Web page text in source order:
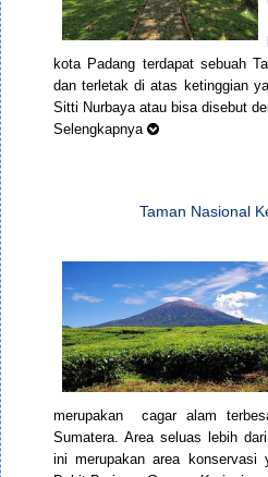
kota Padang terdapat sebuah
dan terletak di atas ketinggian
Sitti Nurbaya atau bisa disebut
Selengkapnya
Taman Nasional
merupakan cagar alam
Sumatera. Area seluas lebih
ini merupakan area konservasi